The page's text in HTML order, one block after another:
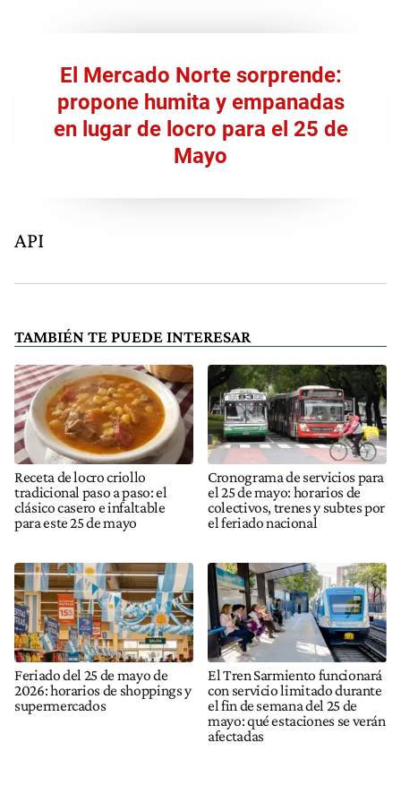
El Mercado Norte sorprende:
propone humita y empanadas
en lugar de locro para el 25 de
Mayo
API
TAMBIÉN TE PUEDE INTERESAR
Receta de locro criollo
tradicional paso a paso: el
clásico casero e infaltable
para este 25 de mayo
Cronograma de servicios para
el 25 de mayo: horarios de
colectivos, trenes y subtes por
el feriado nacional
Feriado del 25 de mayo de
2026: horarios de shoppings y
supermercados
El Tren Sarmiento funcionará
con servicio limitado durante
el fin de semana del 25 de
mayo: qué estaciones se verán
afectadas